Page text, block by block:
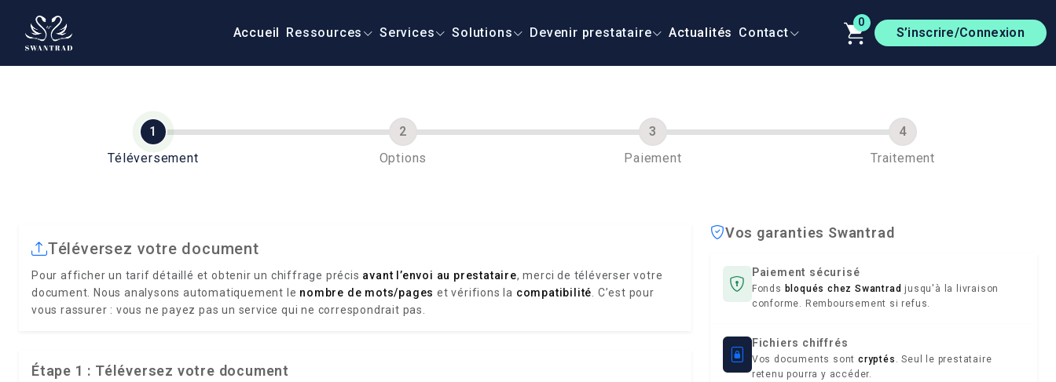
Accueil Ressources Services Solutions Devenir prestataire Actualités Contact
0
S’inscrire/Connexion
Téléversement Options Paiement Traitement
Téléversez votre document
Pour afficher un tarif détaillé et obtenir un chiffrage précis avant l’envoi au prestataire, merci de téléverser votre
document. Nous analysons automatiquement le nombre de mots/pages et vérifions la compatibilité . C’est pour
vous rassurer : vous ne payez pas un service qui ne correspondrait pas.
Étape 1 : Téléversez votre document
Vos garanties Swantrad
Paiement sécurisé
Fonds bloqués chez Swantrad jusqu'à la livraison
conforme. Remboursement si refus.
Fichiers chiffrés
Vos documents sontcryptés . Seul le prestataire
retenu pourra y accéder.